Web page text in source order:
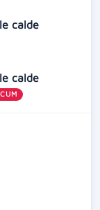
calde
calde